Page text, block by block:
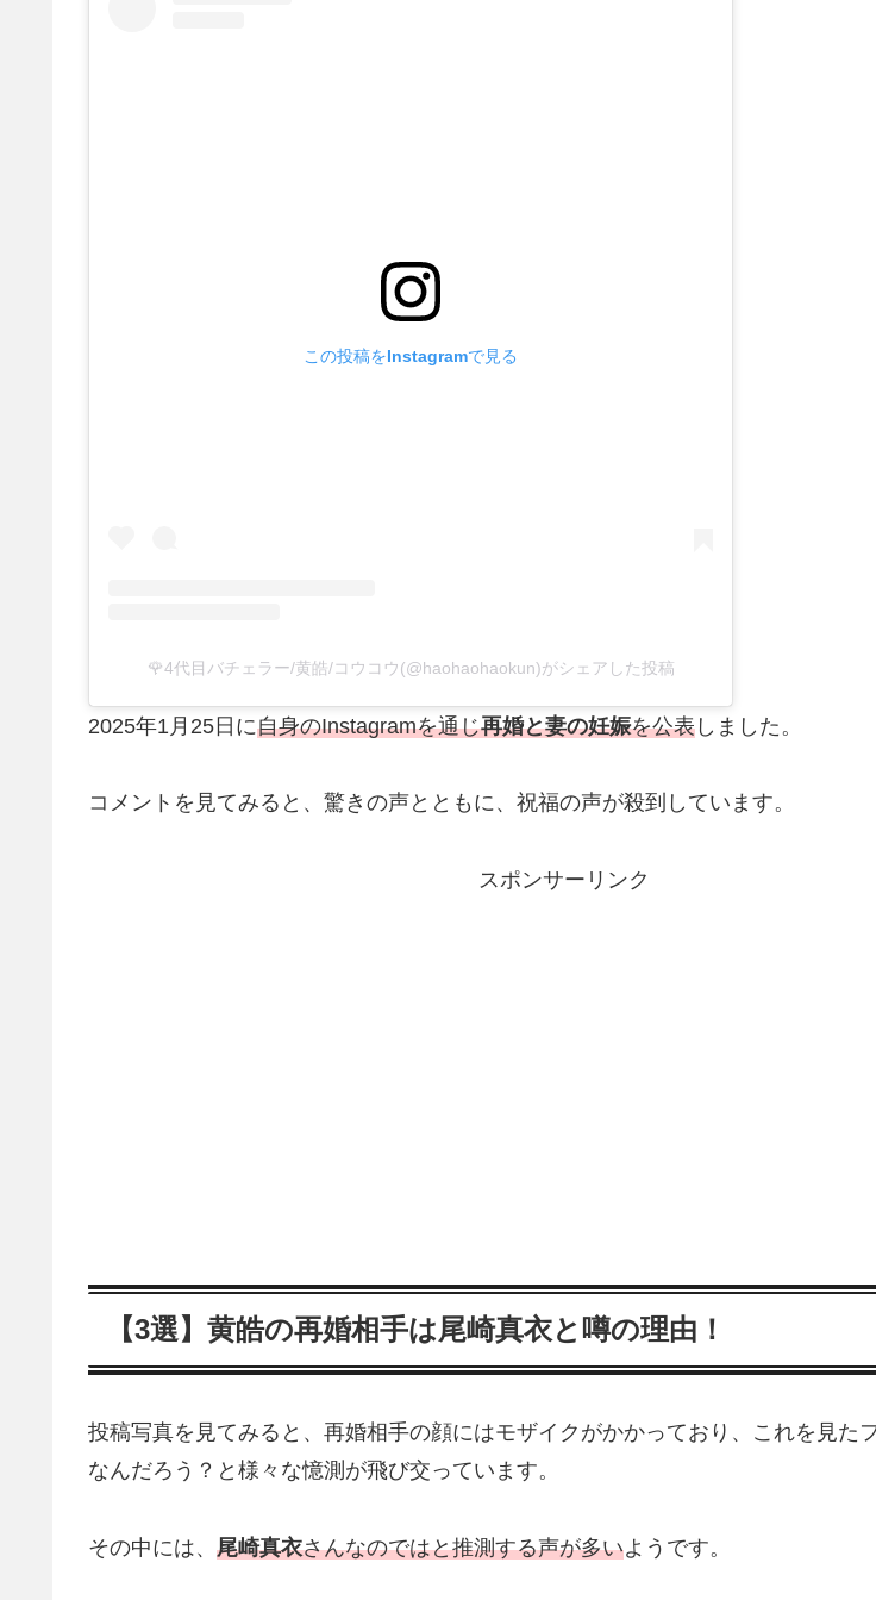
この投稿をInstagramで見る
🌹4代目バチェラー/黄皓/コウコウ(@haohaohaokun)がシェアした投稿
2025年1月25日に自身のInstagramを通じ再婚と妻の妊娠を公表 しました。
コメントを見てみると、驚きの声とともに、祝福の声が殺到しています。
スポンサーリンク
【3選】黄皓の再婚相手は尾崎真衣と噂の理由！
投稿写真を見てみると、再婚相手の顔にはモザイクがかかっており、これを見た
なんだろう？と様々な憶測が飛び交っています。
その中には、 尾崎真衣さんなのではと推測する声が多いようです。